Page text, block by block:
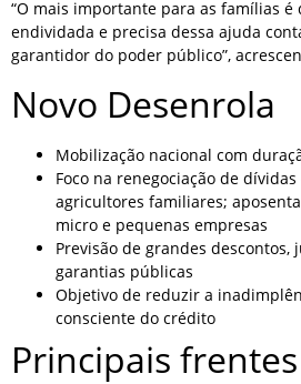
“O mais importante para as famílias é
endividada e precisa dessa ajuda
garantidor do poder público”,
Novo Desenrola
Mobilização nacional com
Foco na renegociação de
agricultores familiares;
micro e pequenas empresas
Previsão de grandes descontos,
garantias públicas
Objetivo de reduzir a
consciente do crédito
Principais frentes